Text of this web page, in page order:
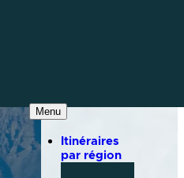
Menu
Itinéraires
par région